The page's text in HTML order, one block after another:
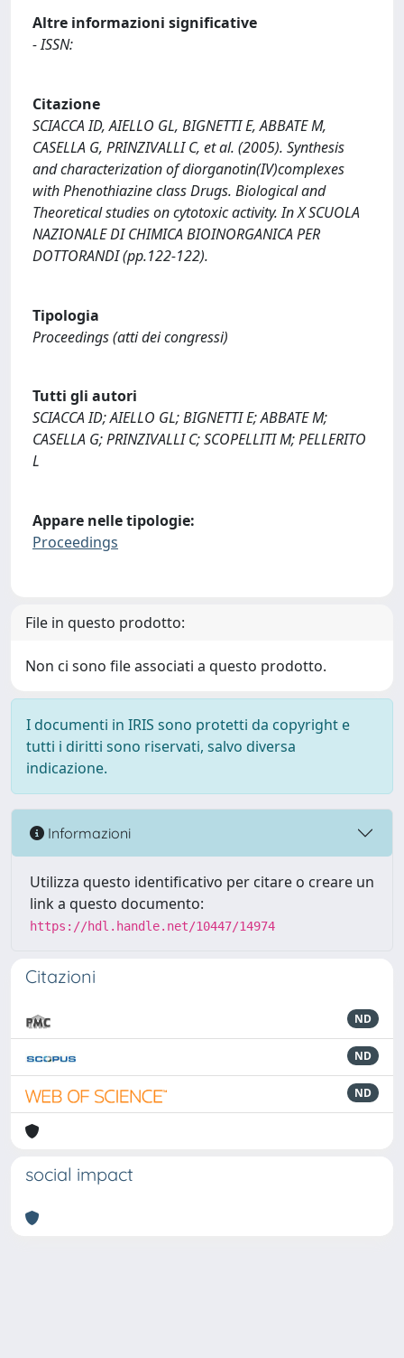
Altre informazioni significative
- ISSN:
Citazione
SCIACCA ID, AIELLO GL, BIGNETTI E, ABBATE M,
CASELLA G, PRINZIVALLI C, et al. (2005). Synthesis
and characterization of diorganotin(IV)complexes
with Phenothiazine class Drugs. Biological and
Theoretical studies on cytotoxic activity. In X SCUOLA
NAZIONALE DI CHIMICA BIOINORGANICA PER
DOTTORANDI (pp.122-122).
Tipologia
Proceedings (atti dei congressi)
Tutti gli autori
SCIACCA ID; AIELLO GL; BIGNETTI E; ABBATE M;
CASELLA G; PRINZIVALLI C; SCOPELLITI M; PELLERITO
L
Appare nelle tipologie:
Proceedings
File in questo prodotto:
Non ci sono file associati a questo prodotto.
I documenti in IRIS sono protetti da copyright e
tutti i diritti sono riservati, salvo diversa
indicazione.
Informazioni
Utilizza questo identificativo per citare o creare un
link a questo documento:
https://hdl.handle.net/10447/14974
Citazioni
ND
ND
ND
social impact